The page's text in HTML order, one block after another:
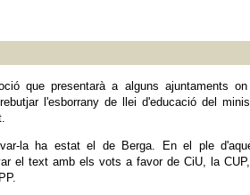
que presentarà a alguns ajuntaments
l'esborrany de llei d'educació del
la ha estat el de Berga. En el ple
el text amb els vots a favor de CiU, la